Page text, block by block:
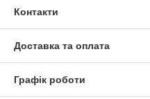
Контакти
Доставка та оплата
Графік роботи